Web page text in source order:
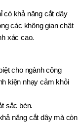
có khả năng cắt dây
các không gian chật
xác cao.
cho ngành công
kiện nhạy cảm khỏi
sắc bén.
năng cắt dây mà còn